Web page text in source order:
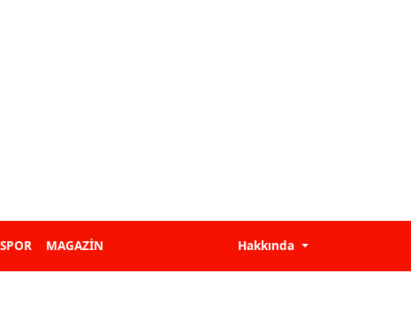
SPOR MAGAZİN Hakkında